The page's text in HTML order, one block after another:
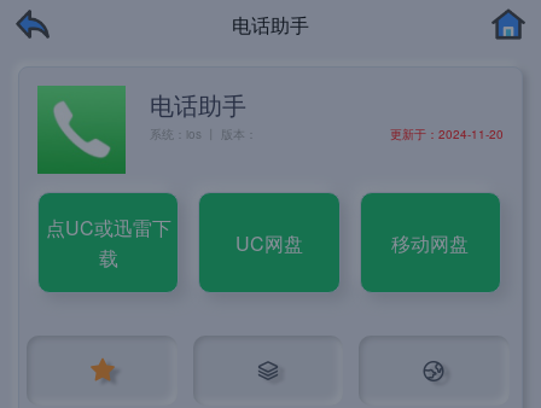
电话助手
电话助手
系统：ios 丨 版本： 更新于：2024-11-20
点UC或迅雷下
载
UC网盘 移动网盘